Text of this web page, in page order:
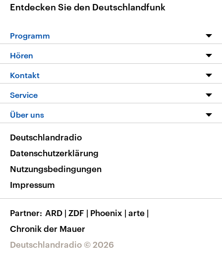
Entdecken Sie den Deutschlandfunk
Programm
Programm
Die Nachrichten
Nachrichtenleicht
Neue Beiträge auf dlf.de
Hören
Livestream
Podcasts
Deutschlandfunk App
Nachrichten App
Frequenzen
Kontakt
Hörerservice
Service
FAQ
Veranstaltungen
Musikliste
RSS
Über uns
Barrierefreiheit
Deutschlandradio © 2026
Deutschlandradio
Datenschutzerklärung
Nutzungsbedingungen
Impressum
Partner ARD | ZDF | Phoenix | arte |
Chronik der Mauer